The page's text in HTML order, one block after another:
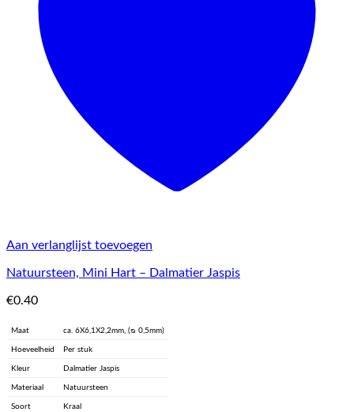
Aan verlanglijst toevoegen
Natuursteen, Mini Hart – Dalmatier Jaspis
€0.40
Maat ca. 6X6,1X2,2mm, (ᴓ 0,5mm)
Hoeveelheid Per stuk
Kleur Dalmatier Jaspis
Materiaal Natuursteen
Soort Kraal